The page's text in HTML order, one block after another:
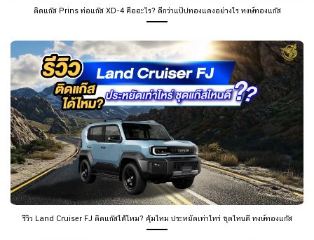
ติดแก๊ส Prins ท่อแก๊ส XD-4 คืออะไร? ดีกว่าแป๊ปทองแดงอย่างไร หงษ์ทองแก๊ส
รีวิว Land Cruiser FJ ติดแก๊สได้ไหม? คุ้มไหม ประหยัดเท่าไหร่ ชุดไหนดี หงษ์ทองแก๊ส